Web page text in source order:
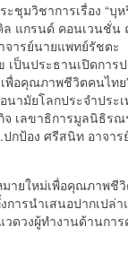
ชุมวิชาการเรื่อง “บุ
ล แกรนด์ คอนเวนชั่น
จารย์นายแพทย์รัชต
ป็นประธานเปิดการ
พื่อคุณภาพชีวิตคนไทย
ามัยโลกประจำประเ
เลขาธิการมูลนิธิรณ
กป้อง ศรีสนิท อาจาร
ายใหม่เพื่อคุณภาพชี
ารนำเสนอปากเปล่
วดวงผู้ทำงานด้านกา